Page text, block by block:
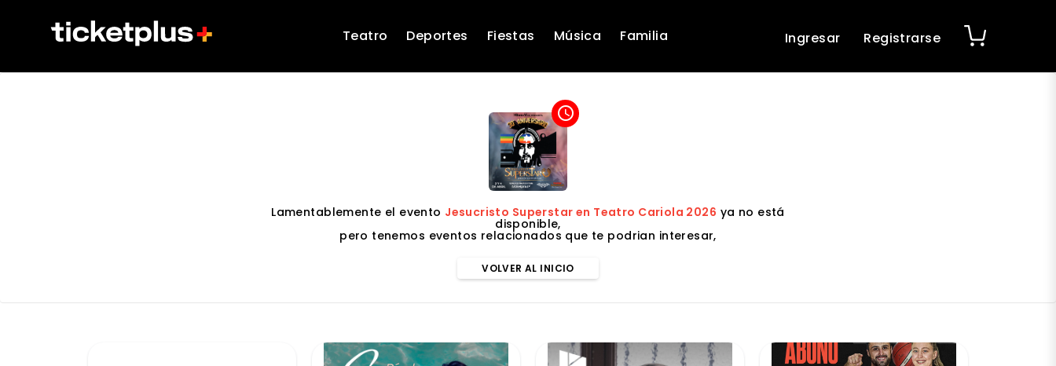
Teatro Deportes Fiestas Música Familia Ingresar Registrarse
access_time
Lamentablemente el evento Jesucristo Superstar en Teatro Cariola 2026 ya no está
disponible,
pero tenemos eventos relacionados que te podrian interesar,
VOLVER AL INICIO